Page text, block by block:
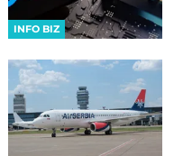
INFO BIZ